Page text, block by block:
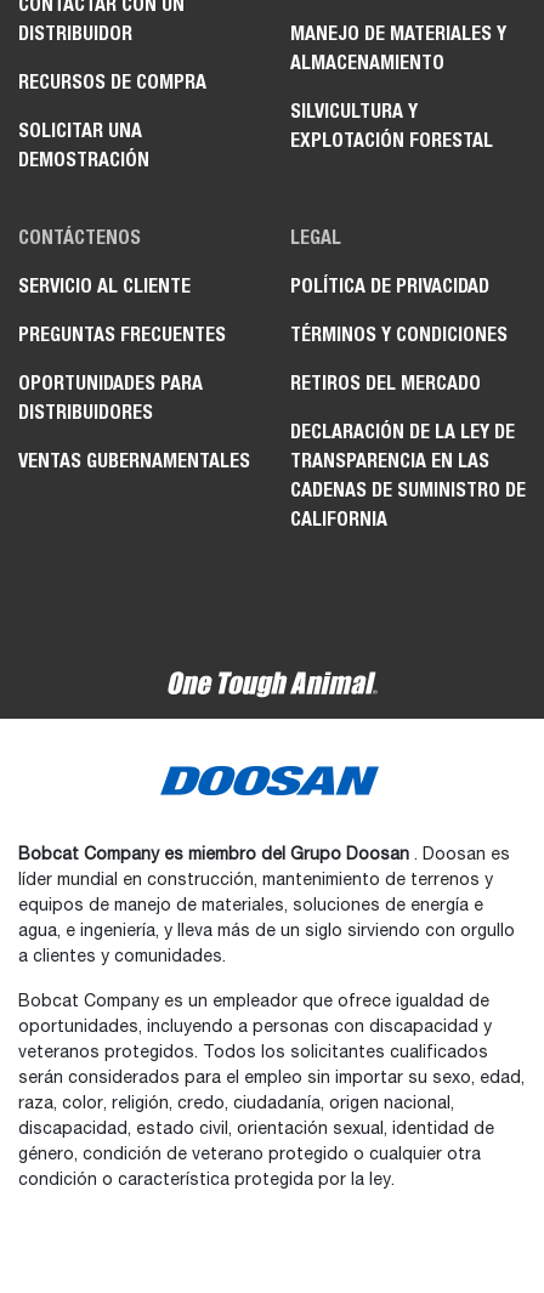
DISTRIBUIDOR
RECURSOS DE COMPRA
SOLICITAR UNA
DEMOSTRACIÓN
MANEJO DE MATERIALES Y
ALMACENAMIENTO
SILVICULTURA Y
EXPLOTACIÓN FORESTAL
CONTÁCTENOS
SERVICIO AL CLIENTE
PREGUNTAS FRECUENTES
OPORTUNIDADES PARA
DISTRIBUIDORES
VENTAS GUBERNAMENTALES
LEGAL
POLÍTICA DE PRIVACIDAD
TÉRMINOS Y CONDICIONES
RETIROS DEL MERCADO
DECLARACIÓN DE LA LEY DE
TRANSPARENCIA EN LAS
CADENAS DE SUMINISTRO DE
CALIFORNIA
Bobcat Company es miembro del Grupo Doosan . Doosan es
líder mundial en construcción, mantenimiento de terrenos y
equipos de manejo de materiales, soluciones de energía e
agua, e ingeniería, y lleva más de un siglo sirviendo con orgullo
a clientes y comunidades.
Bobcat Company es un empleador que ofrece igualdad de
oportunidades, incluyendo a personas con discapacidad y
veteranos protegidos. Todos los solicitantes cualificados
serán considerados para el empleo sin importar su sexo, edad,
raza, color, religión, credo, ciudadanía, origen nacional,
discapacidad, estado civil, orientación sexual, identidad de
género, condición de veterano protegido o cualquier otra
condición o característica protegida por la ley.